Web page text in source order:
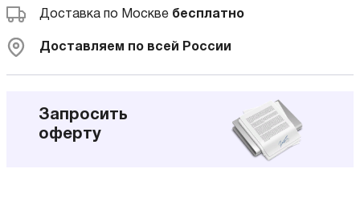
Доставка по Москве бесплатно
Доставляем по всей России
Запросить
оферту